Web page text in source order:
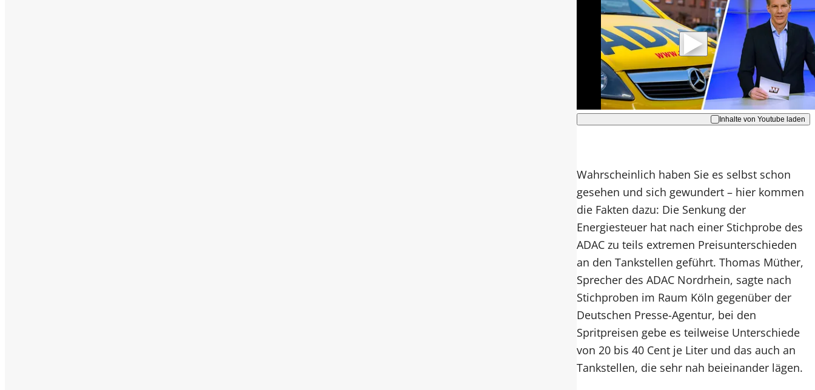
Mit der Wiedergabe dieses Videos
werden Daten an Youtube übertragen.
Hinweise dazu erhalten Sie in der
Datenschutzerklärung.
Akzeptieren
Inhalte von Youtube laden
Wahrscheinlich haben Sie es selbst schon
gesehen und sich gewundert – hier kommen
die Fakten dazu: Die Senkung der
Energiesteuer hat nach einer Stichprobe des
ADAC zu teils extremen Preisunterschieden
an den Tankstellen geführt. Thomas Müther,
Sprecher des ADAC Nordrhein, sagte nach
Stichproben im Raum Köln gegenüber der
Deutschen Presse-Agentur, bei den
Spritpreisen gebe es teilweise Unterschiede
von 20 bis 40 Cent je Liter und das auch an
Tankstellen, die sehr nah beieinander lägen.